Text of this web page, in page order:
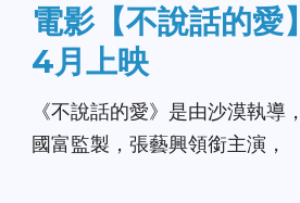
電影【不說話的愛
4月上映
《不說話的愛》是由沙漠執導
國富監製，張藝興領銜主演，